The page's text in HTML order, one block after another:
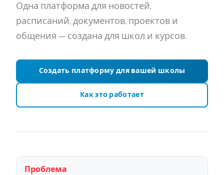
Одна платформа для новостей,
расписаний, документов, проектов и
общения — создана для школ и курсов.
Создать платформу для вашей школы
Как это работает
Проблема